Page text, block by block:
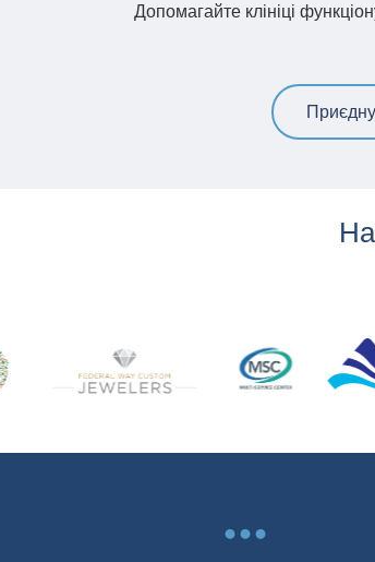
Допомагайте клініці
...